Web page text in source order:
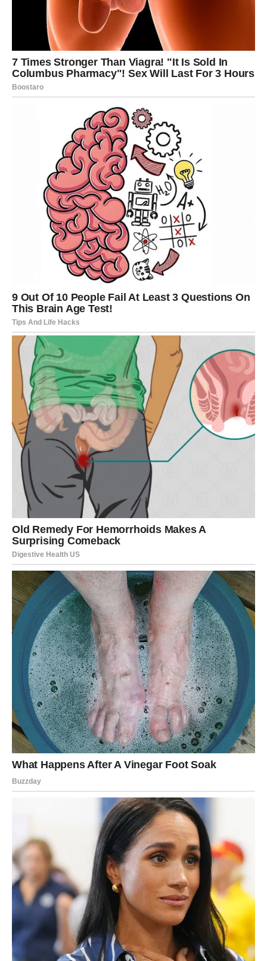
Da biste pripremili tijesto za tortu, počnite tako da prethodno
zagrijete pećnicu na 180°C (360°F). U posudi za miješanje
umutite jaja s malim prstohvatom soli dok ne postanu
Polako dodajte šećer dok smjesa ne postane lagana i
pjenasta. Pomiješajte biljno ulje i mlijeko dok se sve dobro ne